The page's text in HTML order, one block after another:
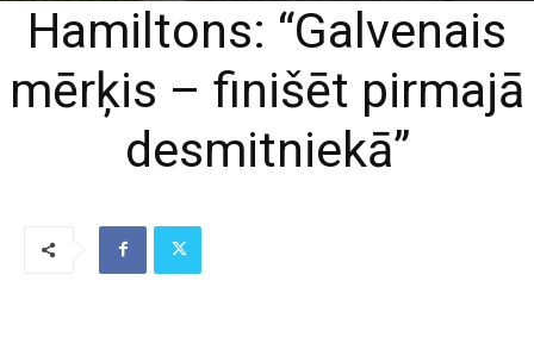
Hamiltons: “Galvenais
mērķis – finišēt pirmajā
desmitniekā”